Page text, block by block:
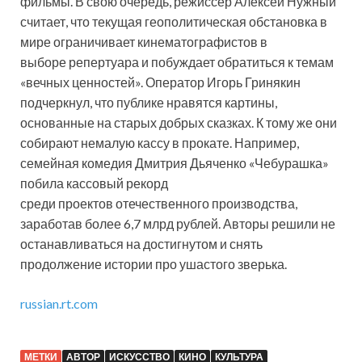
считает, что текущая геополитическая обстановка в
мире ограничивает кинематографистов в
выборе репертуара и побуждает обратиться к темам
«вечных ценностей». Оператор Игорь Гринякин
подчеркнул, что публике нравятся картины,
основанные на старых добрых сказках. К тому же они
собирают немалую кассу в прокате. Например,
семейная комедия Дмитрия Дьяченко «Чебурашка»
побила кассовый рекорд
среди проектов отечественного производства,
заработав более 6,7 млрд рублей. Авторы решили не
останавливаться на достигнутом и снять
продолжение истории про ушастого зверька.
russian.rt.com
МЕТКИ АВТОР ИСКУССТВО КИНО КУЛЬТУРА